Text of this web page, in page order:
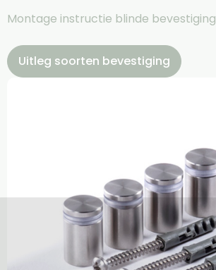
Montage instructie blinde bevestiging
Uitleg soorten bevestiging